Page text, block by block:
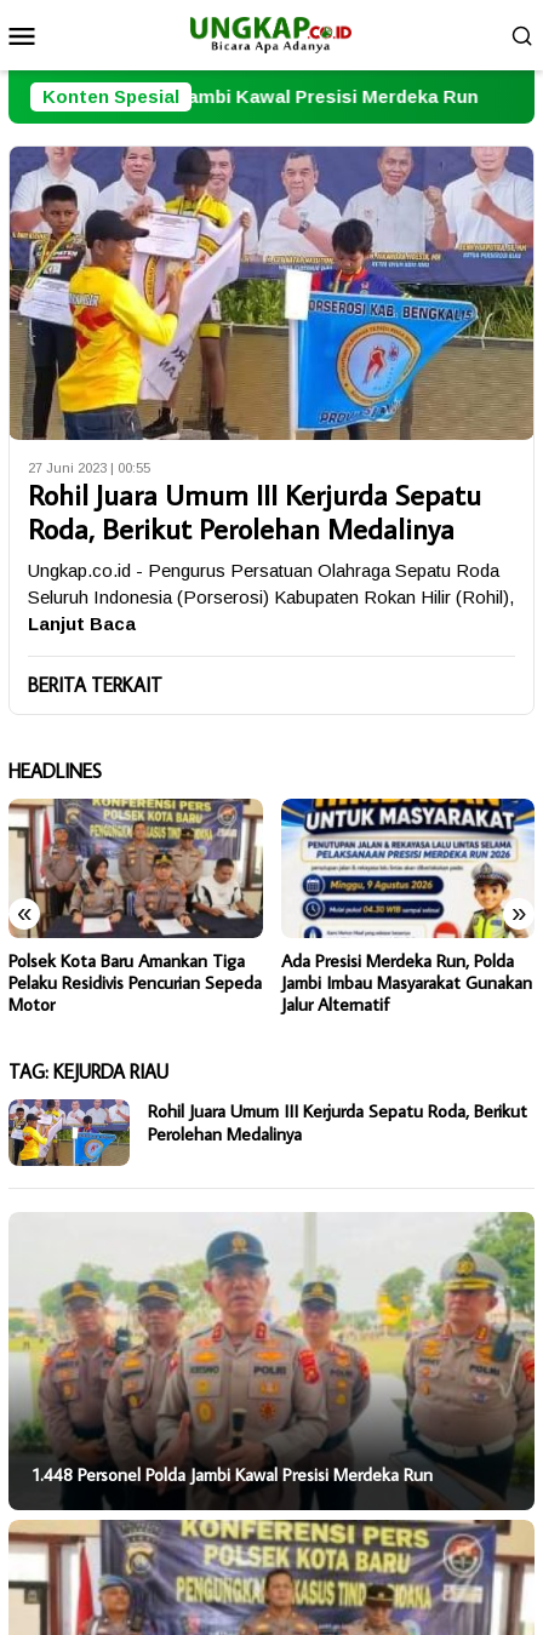
ke
kontenMobile
Konten Spesial
Kawal Presisi Merdeka Run Polsek Kota Baru
27 Juni 2023 | 00:55
Rohil Juara Umum III Kerjurda Sepatu
Roda, Berikut Perolehan Medalinya
Ungkap.co.id - Pengurus Persatuan Olahraga Sepatu Roda
Seluruh Indonesia (Porserosi) Kabupaten Rokan Hilir (Rohil),
Lanjut Baca
BERITA TERKAIT
HEADLINES
« »
Polsek Kota Baru Amankan Tiga
Pelaku Residivis Pencurian Sepeda
Motor
Ada Presisi Merdeka Run, Polda
Jambi Imbau Masyarakat Gunakan
Jalur Alternatif
TAG: KEJURDA RIAU
Rohil Juara Umum III Kerjurda Sepatu Roda, Berikut
Perolehan Medalinya
1.448 Personel Polda Jambi Kawal Presisi Merdeka Run